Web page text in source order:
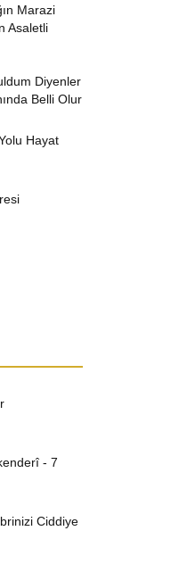
Marazi
Asaletli
Diyenler
Belli Olur
Hayat
- 7
Ciddiye